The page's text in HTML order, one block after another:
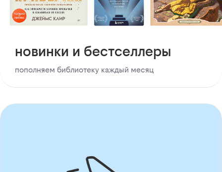
новинки и бестселлеры
пополняем библиотеку каждый месяц